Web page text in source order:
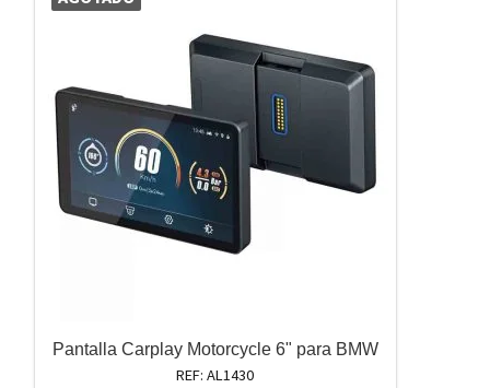
Pantalla Carplay Motorcycle 6" para BMW
REF: AL1430